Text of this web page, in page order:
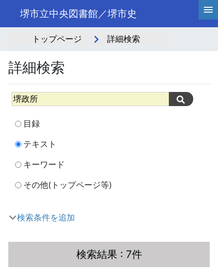
堺市立中央図書館／堺市史
トップページ 詳細検索
詳細検索
目録
テキスト
キーワード
その他(トップページ等)
検索条件を追加
検索結果 : 7件